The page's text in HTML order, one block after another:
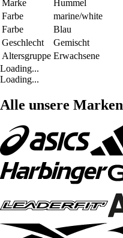
Marke
Hummel
Farbe
marine/white
Farbe
Blau
Geschlecht
Gemischt
Altersgruppe Erwachsene
Loading...
Loading...
Alle unsere Marken